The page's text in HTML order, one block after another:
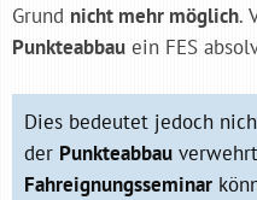
Grund nicht mehr möglich.
Punkteabbau ein FES
Dies bedeutet jedoch
der Punkteabbau
Fahreignungsseminar